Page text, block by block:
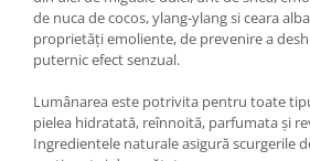
de nuca de cocos, ylang-ylang si ceara
proprietăți emoliente, de prevenire a
puternic efect senzual.
Lumânarea este potrivita pentru toate
pielea hidratată, reînnoită, parfumata și
Ingredientele naturale asigură scurgerile